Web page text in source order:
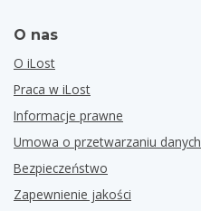
O nas
O iLost
Praca w iLost
Informacje prawne
Umowa o przetwarzaniu danych
Bezpieczeństwo
Zapewnienie jakości